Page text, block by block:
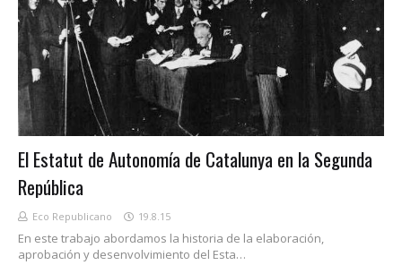
El Estatut de Autonomía de Catalunya en la Segunda
República
Eco Republicano 19.8.15
En este trabajo abordamos la historia de la elaboración,
aprobación y desenvolvimiento del Esta…